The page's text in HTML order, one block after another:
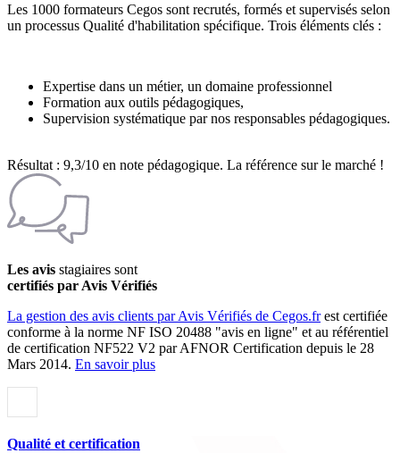
Les 1000 formateurs Cegos sont recrutés, formés et supervisés selon
un processus Qualité d'habilitation spécifique. Trois éléments clés :
Expertise dans un métier, un domaine professionnel
Formation aux outils pédagogiques,
Supervision systématique par nos responsables pédagogiques.
Résultat : 9,3/10 en note pédagogique. La référence sur le marché !
Les avis stagiaires sont
certifiés par Avis Vérifiés
La gestion des avis clients par Avis Vérifiés de Cegos.frest certifiée
conforme à la norme NF ISO 20488 "avis en ligne" et au référentiel
de certification NF522 V2 par AFNOR Certification depuis le 28
Mars 2014. En savoir plus
Qualité et certification